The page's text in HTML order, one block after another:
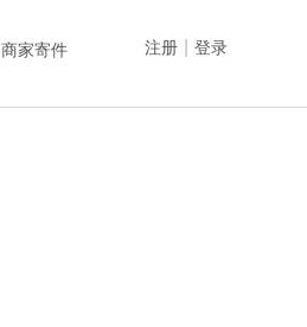
注册 登录
商家寄件